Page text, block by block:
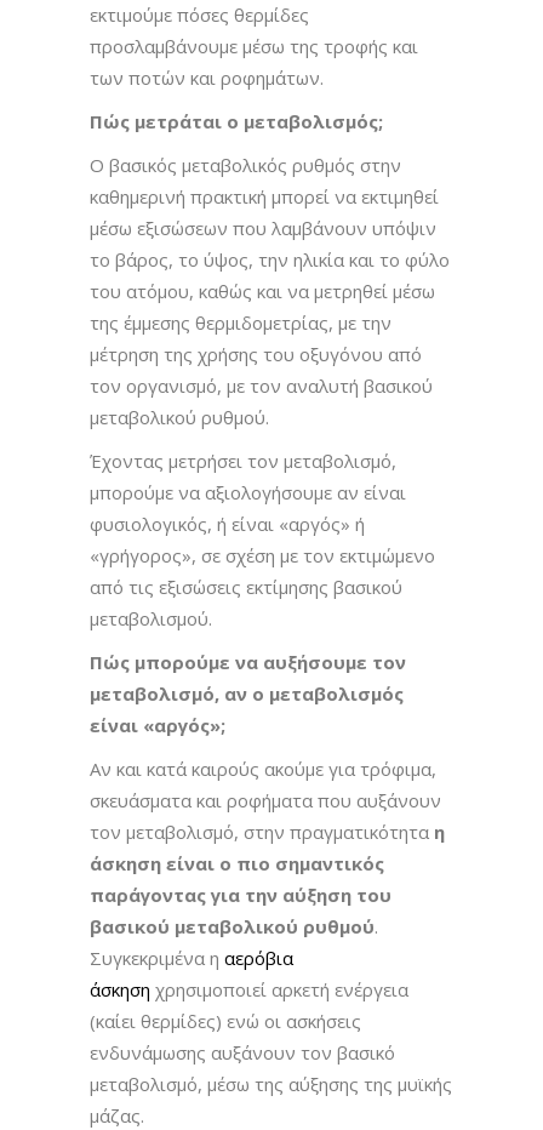
εκτιμούμε πόσες θερμίδες
προσλαμβάνουμε μέσω της τροφής και
των ποτών και ροφημάτων.
Πώς μετράται ο μεταβολισμός;
Ο βασικός μεταβολικός ρυθμός στην
καθημερινή πρακτική μπορεί να εκτιμηθεί
μέσω εξισώσεων που λαμβάνουν υπόψιν
το βάρος, το ύψος, την ηλικία και το φύλο
του ατόμου, καθώς και να μετρηθεί μέσω
της έμμεσης θερμιδομετρίας, με την
μέτρηση της χρήσης του οξυγόνου από
τον οργανισμό, με τον αναλυτή βασικού
μεταβολικού ρυθμού.
Έχοντας μετρήσει τον μεταβολισμό,
μπορούμε να αξιολογήσουμε αν είναι
φυσιολογικός, ή είναι «αργός» ή
«γρήγορος», σε σχέση με τον εκτιμώμενο
από τις εξισώσεις εκτίμησης βασικού
μεταβολισμού.
Πώς μπορούμε να αυξήσουμε τον
μεταβολισμό, αν ο μεταβολισμός
είναι «αργός»;
Αν και κατά καιρούς ακούμε για τρόφιμα,
σκευάσματα και ροφήματα που αυξάνουν
τον μεταβολισμό, στην πραγματικότητα η
άσκηση είναι ο πιο σημαντικός
παράγοντας για την αύξηση του
βασικού μεταβολικού ρυθμού.
Συγκεκριμένα η αερόβια
άσκηση χρησιμοποιεί αρκετή ενέργεια
(καίει θερμίδες) ενώ οι ασκήσεις
ενδυνάμωσης αυξάνουν τον βασικό
μεταβολισμό, μέσω της αύξησης της μυϊκής
μάζας.